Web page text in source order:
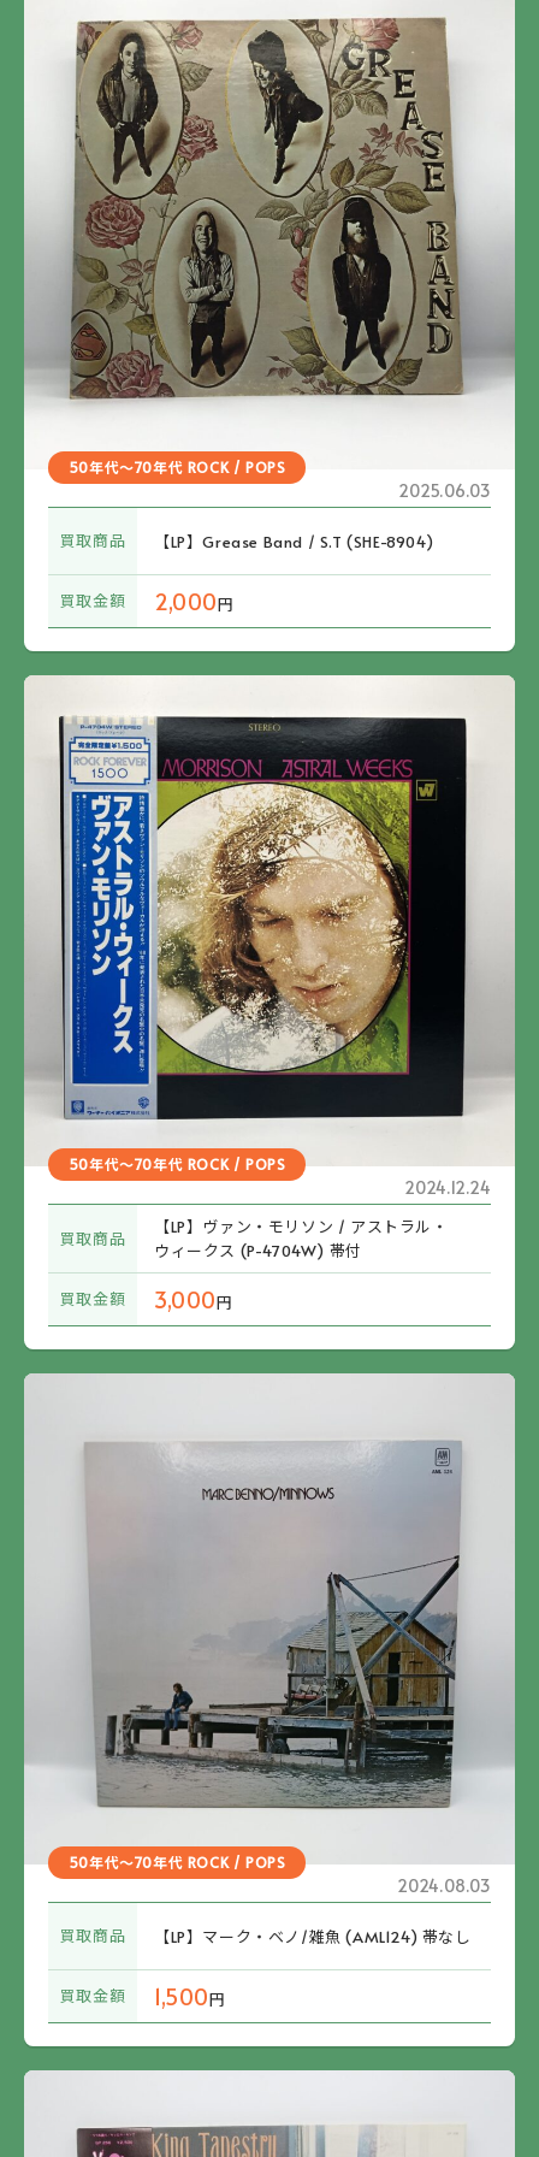
50年代～70年代 ROCK / POPS
2025.06.03
買取商品 【LP】Grease Band / S.T (SHE-8904)
買取金額 2,000円
50年代～70年代 ROCK / POPS
2024.12.24
買取商品
【LP】ヴァン・モリソン / アストラル・
ウィークス (P-4704W) 帯付
買取金額 3,000円
50年代～70年代 ROCK / POPS
2024.08.03
買取商品 【LP】マーク・ベノ/雑魚 (AML124) 帯なし
買取金額 1,500円